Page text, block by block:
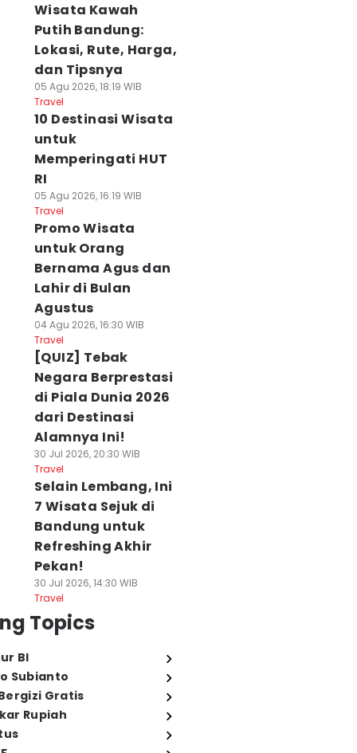
Wisata Kawah
Putih Bandung:
Lokasi, Rute, Harga,
dan Tipsnya
05 Agu 2026, 18:19 WIB
Travel
10 Destinasi Wisata
untuk
Memperingati HUT
RI
05 Agu 2026, 16:19 WIB
Travel
Promo Wisata
untuk Orang
Bernama Agus dan
Lahir di Bulan
Agustus
04 Agu 2026, 16:30 WIB
Travel
[QUIZ] Tebak
Negara Berprestasi
di Piala Dunia 2026
dari Destinasi
Alamnya Ini!
30 Jul 2026, 20:30 WIB
Travel
Selain Lembang, Ini
7 Wisata Sejuk di
Bandung untuk
Refreshing Akhir
Pekan!
30 Jul 2026, 14:30 WIB
Travel
Topics
BI
Subianto
Gratis
Rupiah